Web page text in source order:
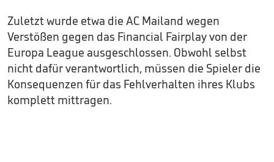
Zuletzt wurde etwa die AC Mailand wegen
Verstößen gegen das Financial Fairplay von der
Europa League ausgeschlossen. Obwohl selbst
nicht dafür verantwortlich, müssen die Spieler die
Konsequenzen für das Fehlverhalten ihres Klubs
komplett mittragen.